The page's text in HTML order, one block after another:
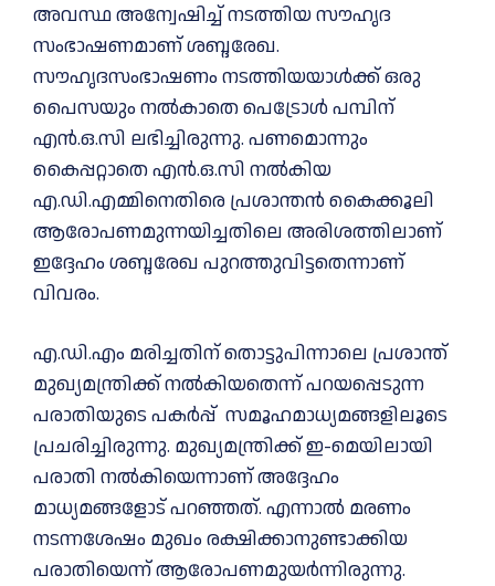
അവസ്ഥ അന്വേഷിച്ച് നടത്തിയ സൗഹൃദ
സംഭാഷണമാണ് ശബ്ദരേഖ.
സൗഹൃദസംഭാഷണം നടത്തിയയാൾക്ക് ഒരു
പൈസയും നൽകാതെ പെട്രോൾ പമ്പിന്
എൻ.ഒ.സി ലഭിച്ചിരുന്നു. പണമൊന്നും
കൈപ്പറ്റാതെ എൻ.ഒ.സി നൽകിയ
എ.ഡി.എമ്മിനെതിരെ പ്രശാന്തൻ കൈക്കൂലി
ആരോപണമുന്നയിച്ചതിലെ അരിശത്തിലാണ്
ഇദ്ദേഹം ശബ്ദരേഖ പുറത്തുവിട്ടതെന്നാണ്
വിവരം.
എ.ഡി.എം മരിച്ചതിന് തൊട്ടുപിന്നാലെ പ്രശാന്ത്
മുഖ്യമന്ത്രിക്ക് നൽകിയതെന്ന് പറയപ്പെടുന്ന
പരാതിയുടെ പകർപ്പ് സമൂഹമാധ്യമങ്ങളിലൂടെ
പ്രചരിച്ചിരുന്നു. മുഖ്യമന്ത്രിക്ക് ഇ-മെയിലായി
പരാതി നൽകിയെന്നാണ് അദ്ദേഹം
മാധ്യമങ്ങളോട് പറഞ്ഞത്. എന്നാല്‍ മരണം
നടന്നശേഷം മുഖം രക്ഷിക്കാനുണ്ടാക്കിയ
പരാതിയെന്ന് ആരോപണമുയർന്നിരുന്നു.